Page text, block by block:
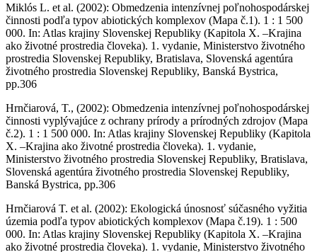
Miklós L. et al. (2002): Obmedzenia intenzívnej poľnohospodárskej
činnosti podľa typov abiotických komplexov (Mapa č.1). 1 : 1 500
000. In: Atlas krajiny Slovenskej Republiky (Kapitola X. –Krajina
ako životné prostredia človeka). 1. vydanie, Ministerstvo životného
prostredia Slovenskej Republiky, Bratislava, Slovenská agentúra
životného prostredia Slovenskej Republiky, Banská Bystrica,
pp.306
Hrnčiarová, T., (2002): Obmedzenia intenzívnej poľnohospodárskej
činnosti vyplývajúce z ochrany prírody a prírodných zdrojov (Mapa
č.2). 1 : 1 500 000. In: Atlas krajiny Slovenskej Republiky (Kapitola
X. –Krajina ako životné prostredia človeka). 1. vydanie,
Ministerstvo životného prostredia Slovenskej Republiky, Bratislava,
Slovenská agentúra životného prostredia Slovenskej Republiky,
Banská Bystrica, pp.306
Hrnčiarová T. et al. (2002): Ekologická únosnosť súčasného vyžitia
územia podľa typov abiotických komplexov (Mapa č.19). 1 : 500
000. In: Atlas krajiny Slovenskej Republiky (Kapitola X. –Krajina
ako životné prostredia človeka). 1. vydanie, Ministerstvo životného